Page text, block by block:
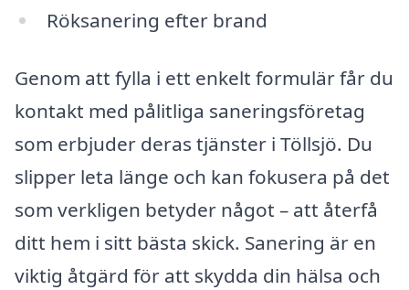
Röksanering efter brand
Genom att fylla i ett enkelt formulär får du
kontakt med pålitliga saneringsföretag
som erbjuder deras tjänster i Töllsjö. Du
slipper leta länge och kan fokusera på det
som verkligen betyder något – att återfå
ditt hem i sitt bästa skick. Sanering är en
viktig åtgärd för att skydda din hälsa och